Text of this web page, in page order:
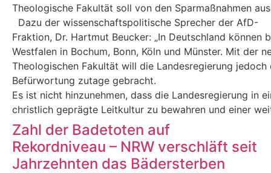
Theologische Fakultät soll von den Sparmaßnahmen
Dazu der wissenschaftspolitische Sprecher der AfD-
Fraktion, Dr. Hartmut Beucker: „In Deutschland
Westfalen in Bochum, Bonn, Köln und Münster. Mit der
Theologischen Fakultät will die Landesregierung
Befürwortung zutage gebracht.
Es ist nicht hinzunehmen, dass die Landesregierung in
christlich geprägte Leitkultur zu bewahren und einer
Zahl der Badetoten auf
Rekordniveau – NRW verschläft seit
Jahrzehnten das Bädersterben